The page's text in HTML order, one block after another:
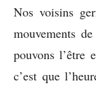
Nos voisins
mouvements
pouvons l’être
c’est que